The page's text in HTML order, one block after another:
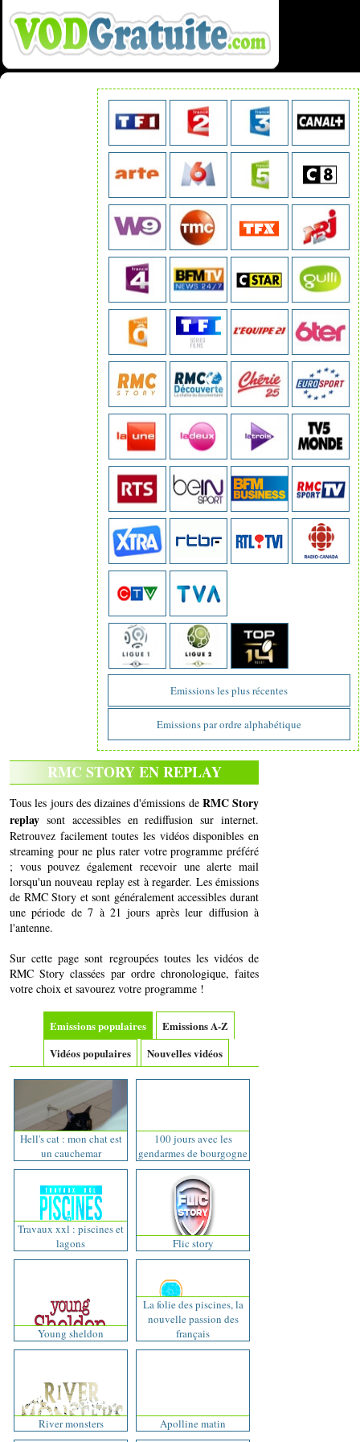
Emissions les plus récentes
Emissions par ordre alphabétique
RMC STORY EN REPLAY
Tous les jours des dizaines d'émissions de RMC Story
replay sont accessibles en rediffusion sur internet.
Retrouvez facilement toutes les vidéos disponibles en
streaming pour ne plus rater votre programme préféré
; vous pouvez également recevoir une alerte mail
lorsqu'un nouveau replay est à regarder. Les émissions
de RMC Story et sont généralement accessibles durant
une période de 7 à 21 jours après leur diffusion à
l'antenne.
Sur cette page sont regroupées toutes les vidéos de
RMC Story classées par ordre chronologique, faites
votre choix et savourez votre programme !
Emissions populaires
Emissions A-Z
Vidéos populaires
Nouvelles vidéos
Hell's cat : mon chat est
un cauchemar
100 jours avec les
gendarmes de bourgogne
Travaux xxl : piscines et
lagons
Flic story
Young sheldon
La folie des piscines, la
nouvelle passion des
français
River monsters Apolline matin